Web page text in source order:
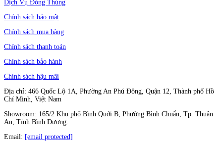
Dịch Vụ Đóng Thùng
Chính sách bảo mật
Chính sách mua hàng
Chính sách thanh toán
Chính sách bảo hành
Chính sách hậu mãi
Địa chỉ: 466 Quốc Lộ 1A, Phường An Phú Đông, Quận 12, Thành phố Hồ
Chí Minh, Việt Nam
Showroom: 165/2 Khu phố Bình Quới B, Phường Bình Chuẩn, Tp. Thuận
An, Tỉnh Bình Dương.
Email: [email protected]